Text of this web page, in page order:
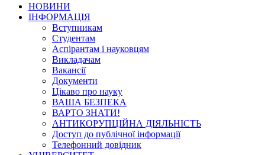
НОВИНИ
ІНФОРМАЦІЯ
Вступникам
Студентам
Аспірантам і науковцям
Викладачам
Вакансії
Документи
Цікаво про науку
ВАША БЕЗПЕКА
ВАРТО ЗНАТИ!
АНТИКОРУПЦІЙНА ДІЯЛЬНІСТЬ
Доступ до публічної інформації
Телефонний довідник